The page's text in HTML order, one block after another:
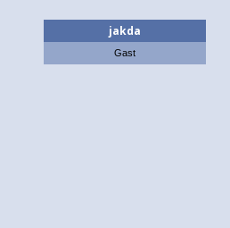
jakda
Gast